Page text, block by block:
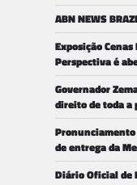
ABN NEWS
Exposição
Perspectiva é
Governador
direito de toda a
Pronunciamento
de entrega da
Diário Oficial de